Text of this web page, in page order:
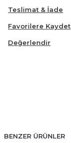
Teslimat & İade
Favorilere Kaydet
Değerlendir
BENZER ÜRÜNLER